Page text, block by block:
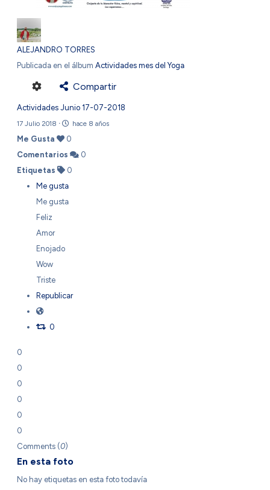
ALEJANDRO TORRES
Publicada en el álbumActividades mes del Yoga
Compartir
Actividades Junio 17-07-2018
17 Julio 2018 · hace 8 años
Me Gusta
0
Comentarios
0
Etiquetas
0
Me gusta
Me gusta
Feliz
Amor
Enojado
Wow
Triste
Republicar
0
0
0
0
0
0
0
Comments (0)
En esta foto
No hay etiquetas en esta foto todavía